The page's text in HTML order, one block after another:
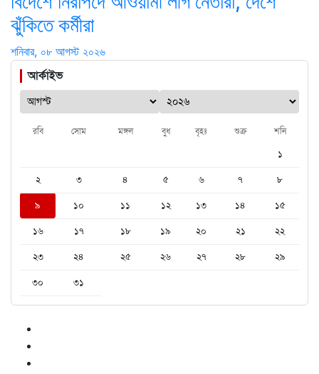
ঝুঁকিতে কর্মীরা
শনিবার, ০৮ আগস্ট ২০২৬
আর্কাইভ
রবি সোম মঙ্গল বুধ বৃহঃ শুক্র শনি
১
২
৩ ৪ ৫ ৬ ৭
৮
৯
১০ ১১ ১২ ১৩ ১৪
১৫
১৬
১৭ ১৮ ১৯ ২০ ২১
২২
২৩
২৪ ২৫ ২৬ ২৭ ২৮
২৯
৩০
৩১